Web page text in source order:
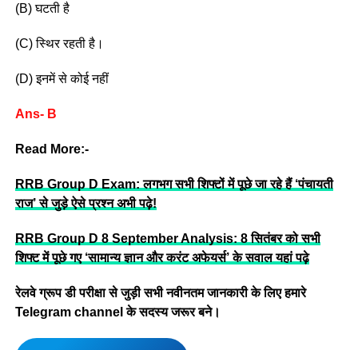
(B) घटती है
(C) स्थिर रहती है।
(D) इनमें से कोई नहीं
Ans- B
Read More:-
RRB Group D Exam: लगभग सभी शिफ्टों में पूछे जा रहे हैं ‘पंचायती
राज’ से जुड़े ऐसे प्रश्न अभी पढ़े!
RRB Group D 8 September Analysis: 8 सितंबर को सभी
शिफ्ट में पूछे गए ‘सामान्य ज्ञान और करंट अफेयर्स’ के सवाल यहां पढ़े
रेलवे ग्रूप डी परीक्षा से जुड़ी सभी नवीनतम जानकारी के लिए हमारे
Telegram channel के सदस्य जरूर बने।